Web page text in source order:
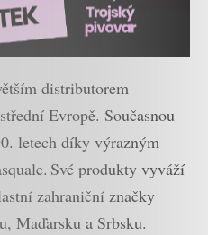
distributorem
Evropě. Současnou
letech díky výrazným
Své produkty vyváží
zahraniční značky
Maďarsku a Srbsku.